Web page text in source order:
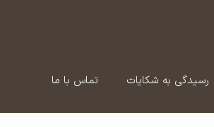
رسیدگی به شکایات تماس با ما